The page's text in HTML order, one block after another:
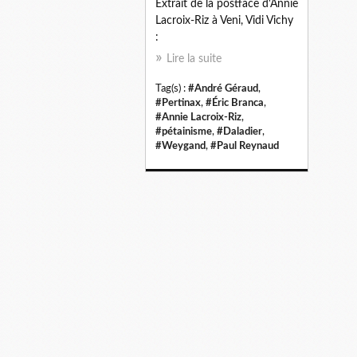
Extrait de la postface d'Annie
Lacroix-Riz à Veni, Vidi Vichy
:
Lire la suite
Tag(s) : #André Géraud,
#Pertinax, #Éric Branca,
#Annie Lacroix-Riz,
#pétainisme, #Daladier,
#Weygand, #Paul Reynaud